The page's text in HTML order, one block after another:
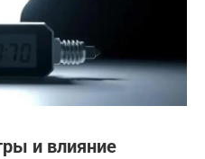
и влияние